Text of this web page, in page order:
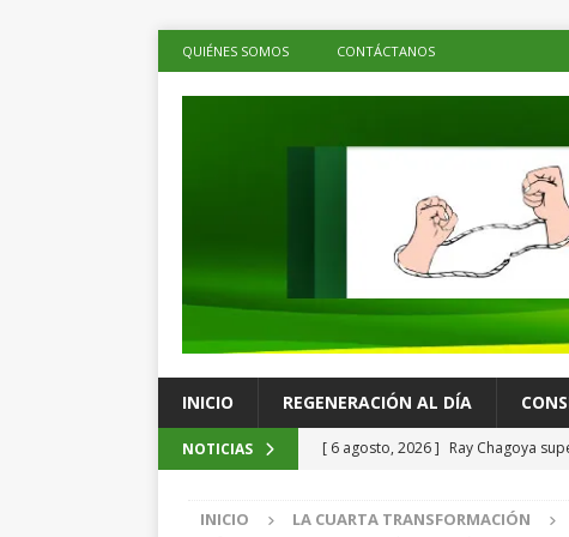
QUIÉNES SOMOS CONTÁCTANOS
INICIO REGENERACIÓN AL DÍA
NOTICIAS [ 6 agosto, 2026 ] Ray Chagoya
[ 6 agosto, 2026 ] Advierten
INICIO LA CUARTA TRANSFORMACIÓN